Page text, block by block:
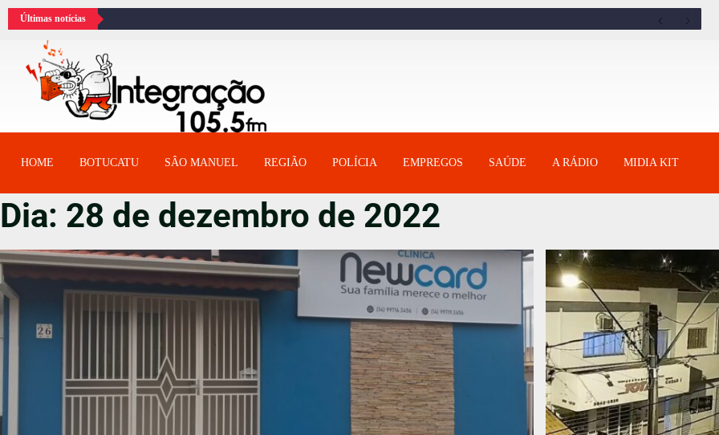
Últimas notícias
HOME BOTUCATU SÂO MANUEL REGIÃO POLÍCIA EMPREGOS SAÚDE A RÁDIO MIDIA KIT
Dia: 28 de dezembro de 2022